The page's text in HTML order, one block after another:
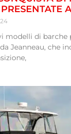
modelli di barche
Jeanneau, che